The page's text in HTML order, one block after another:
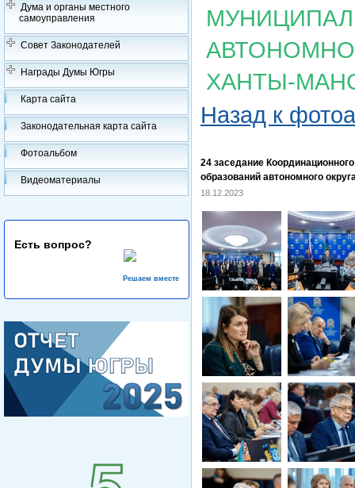
Дума и органы местного
самоуправления
Совет Законодателей
Награды Думы Югры
Карта сайта
Законодательная карта сайта
Фотоальбом
Видеоматериалы
Есть вопрос?
Решаем вместе
ХАНТЫ-
Назад к
24 заседание
образований автономного
18.12.2023